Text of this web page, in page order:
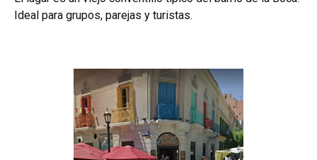
Ideal para grupos, parejas y turistas.